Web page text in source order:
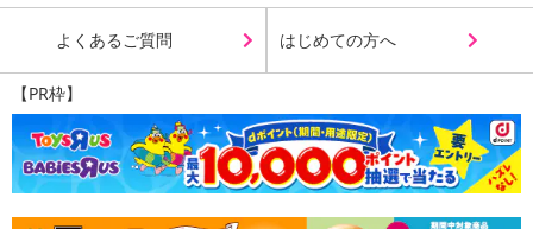
よくあるご質問 はじめての方へ
【PR枠】